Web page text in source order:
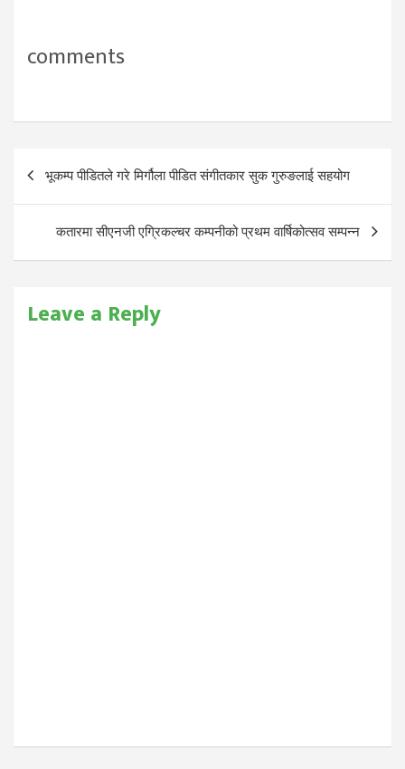
comments
Post
navigation
भूकम्प पीडितले गरे मिर्गौला पीडित संगीतकार सुक गुरुङलाई सहयोग
कतारमा सीएनजी एग्रिकल्चर कम्पनीको प्रथम वार्षिकोत्सव सम्पन्न
Leave a Reply